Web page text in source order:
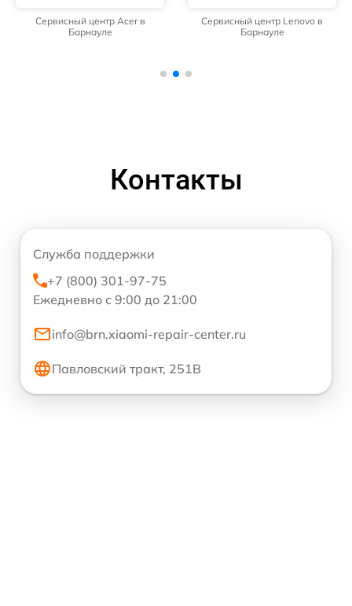
Сервисный центр Acer в
Барнауле
Сервисный центр Lenovo в
Барнауле
Контакты
Служба поддержки
+7 (800) 301-97-75
Ежедневно с 9:00 до 21:00
info@brn.xiaomi-repair-center.ru
Павловский тракт, 251В